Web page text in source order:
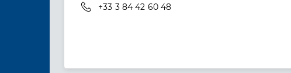
Téléphone
+33 3 84 42 60 48